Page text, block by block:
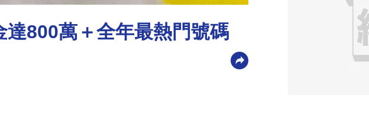
800萬＋全年最熱門號碼